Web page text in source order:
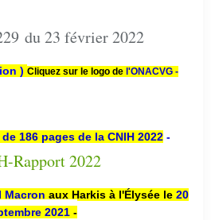
du 23 février 2022
) Cliquez sur le logo de l'ONACVG -
186 pages de la CNIH 2022 -
Macron aux Harkis à l'Élysée le 20
2021 -